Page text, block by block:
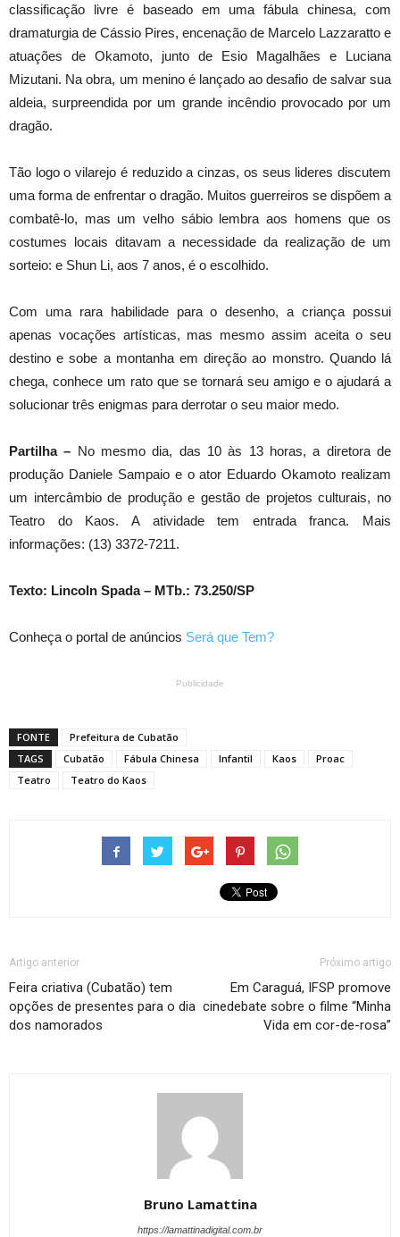
classificação livre é baseado em uma fábula chinesa, com
dramaturgia de Cássio Pires, encenação de Marcelo Lazzaratto e
atuações de Okamoto, junto de Esio Magalhães e Luciana
Mizutani. Na obra, um menino é lançado ao desafio de salvar sua
aldeia, surpreendida por um grande incêndio provocado por um
dragão.
Tão logo o vilarejo é reduzido a cinzas, os seus lideres discutem
uma forma de enfrentar o dragão. Muitos guerreiros se dispõem a
combatê-lo, mas um velho sábio lembra aos homens que os
costumes locais ditavam a necessidade da realização de um
sorteio: e Shun Li, aos 7 anos, é o escolhido.
Com uma rara habilidade para o desenho, a criança possui
apenas vocações artísticas, mas mesmo assim aceita o seu
destino e sobe a montanha em direção ao monstro. Quando lá
chega, conhece um rato que se tornará seu amigo e o ajudará a
solucionar três enigmas para derrotar o seu maior medo.
Partilha – No mesmo dia, das 10 às 13 horas, a diretora de
produção Daniele Sampaio e o ator Eduardo Okamoto realizam
um intercâmbio de produção e gestão de projetos culturais, no
Teatro do Kaos. A atividade tem entrada franca. Mais
informações: (13) 3372-7211.
Texto: Lincoln Spada – MTb.: 73.250/SP
Conheça o portal de anúncios Será que Tem?
Publicidade
FONTE
Prefeitura de Cubatão
TAGS
Cubatão Fábula Chinesa Infantil Kaos
Proac
Teatro
Teatro do Kaos
Artigo anterior
Feira criativa (Cubatão) tem
opções de presentes para o dia
dos namorados
Próximo artigo
Em Caraguá, IFSP promove
cinedebate sobre o filme “Minha
Vida em cor-de-rosa”
Bruno Lamattina
https://lamattinadigital.com.br